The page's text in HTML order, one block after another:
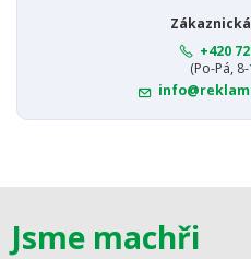
+420
(Po-Pá,
Jsme machři